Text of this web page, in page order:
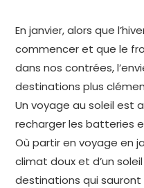
En janvier, alors que
commencer et que le
dans nos contrées,
destinations plus
Un voyage au soleil est
recharger les batteries
Où partir en voyage en
climat doux et d’un
destinations qui sauront